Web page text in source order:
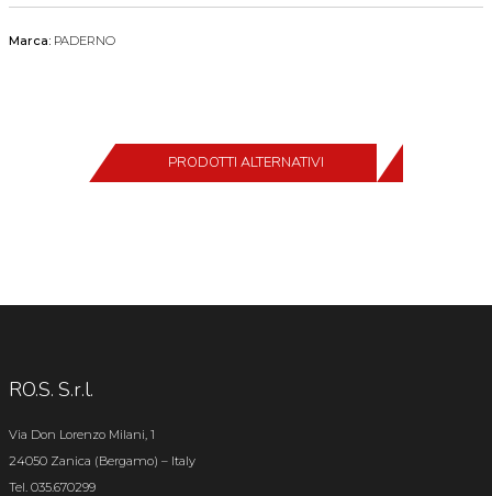
Marca: PADERNO
PRODOTTI ALTERNATIVI
RO.S. S.r.l.
Via Don Lorenzo Milani, 1
24050 Zanica (Bergamo) – Italy
Tel. 035.670299